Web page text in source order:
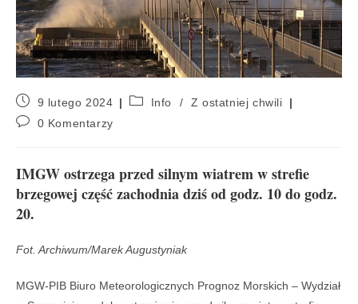
9 lutego 2024 Info /
Z ostatniej chwili
0 Komentarzy
IMGW ostrzega przed silnym wiatrem w strefie
brzegowej część zachodnia dziś od godz. 10 do godz.
20.
Fot. Archiwum/Marek Augustyniak
MGW-PIB Biuro Meteorologicznych Prognoz Morskich – Wydział